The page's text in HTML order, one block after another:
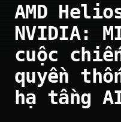
AMD
NVIDIA:
cuộc
quyền
hạ tầng